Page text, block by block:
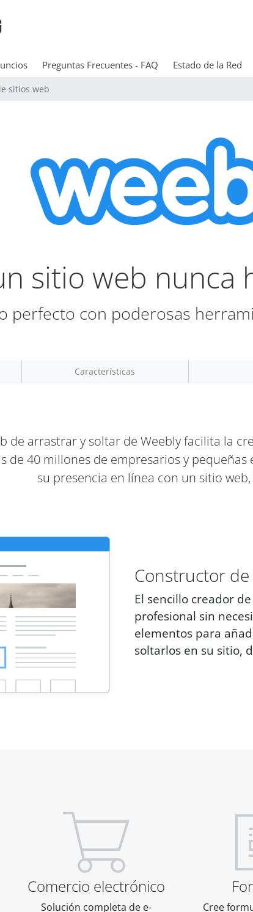
Preguntas Frecuentes - FAQ Estado de la Red
sitios web
sitio web nunca
perfecto con poderosas
Características
de arrastrar y soltar de Weebly facilita la
de 40 millones de empresarios y
su presencia en línea con un sitio
Constructor
El sencillo creador
profesional sin
elementos para
soltarlos en su sitio,
Comercio electrónico
Solución completa de e-
Cree